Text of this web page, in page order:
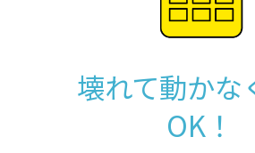
壊れて動かな
OK！